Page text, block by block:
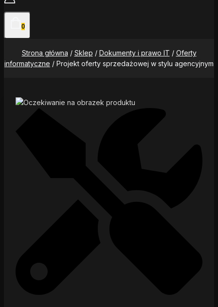
0
Strona główna / Sklep / Dokumenty i prawo IT / Oferty
informatyczne / Projekt oferty sprzedażowej w stylu agencyjnym